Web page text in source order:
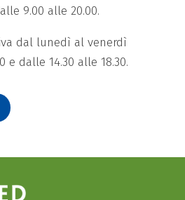
9.00 alle 20.00.
dal lunedì al venerdì
e dalle 14.30 alle 18.30.